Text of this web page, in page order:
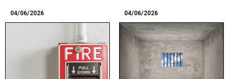
04/06/2026
04/06/2026